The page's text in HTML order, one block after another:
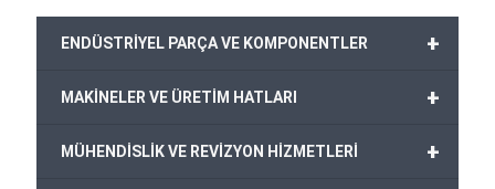
+
ENDÜSTRİYEL PARÇA VE KOMPONENTLER
+
MAKİNELER VE ÜRETİM HATLARI
+
MÜHENDİSLİK VE REVİZYON HİZMETLERİ